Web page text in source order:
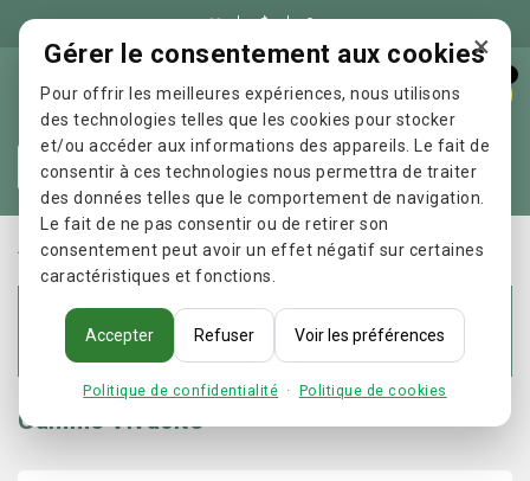
×
Gérer le consentement aux cookies
Pour offrir les meilleures expériences, nous utilisons
des technologies telles que les cookies pour stocker
et/ou accéder aux informations des appareils. Le fait de
consentir à ces technologies nous permettra de traiter
des données telles que le comportement de navigation.
Le fait de ne pas consentir ou de retirer son
consentement peut avoir un effet négatif sur certaines
caractéristiques et fonctions.
Accepter Refuser Voir les préférences
Politique de confidentialité · Politique de cookies

Accueil FLEURS DE BACH Elixir & Co Gamme Vivacité
Gamme Vivacité